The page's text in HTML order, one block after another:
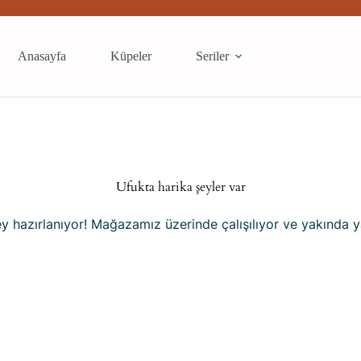
Anasayfa Küpeler Seriler
Ufukta harika şeyler var
hazırlanıyor! Mağazamız üzerinde çalışılıyor ve yakında